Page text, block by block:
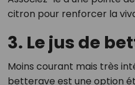
citron pour renforcer la
3. Le jus de
Moins courant mais très
betterave est une option